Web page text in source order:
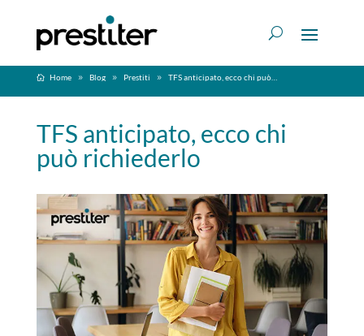
Home Blog Prestiti TFS anticipato, ecco chi può richiederlo
TFS anticipato, ecco chi
può richiederlo